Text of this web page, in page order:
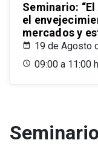
Seminario:
el
mercados y
19 de Agosto
09:00 a 11:00